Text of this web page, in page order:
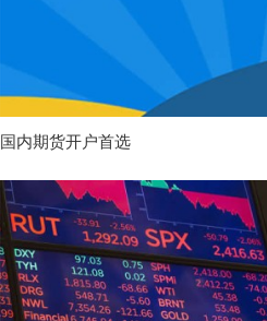
国内期货开户首选